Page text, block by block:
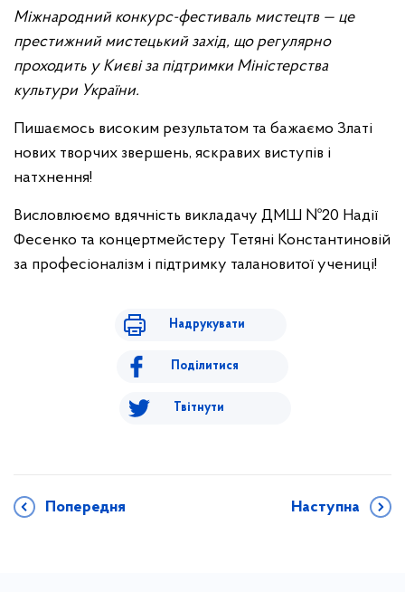
Міжнародний конкурс-фестиваль мистецтв — це
престижний мистецький захід, що регулярно
проходить у Києві за підтримки Міністерства
культури України.
Пишаємось високим результатом та бажаємо Златі
нових творчих звершень, яскравих виступів і
натхнення!
Висловлюємо вдячність викладачу ДМШ №20 Надії
Фесенко та концертмейстеру Тетяні Константиновій
за професіоналізм і підтримку талановитої учениці!
Надрукувати
Поділитися
Твітнути
Попередня Наступна